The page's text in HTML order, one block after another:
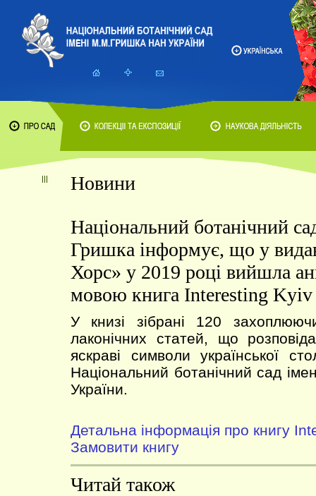
Новини
Національний ботанічний
Гришка інформує, що у
Хорс» у 2019 році вийшла
мовою книга Interesting Kyiv
У книзі зібрані 120
лаконічних статей, що
яскраві символи української
Національний ботанічний сад
України.
Детальна інформація про книгу
Замовити книгу
Читай також